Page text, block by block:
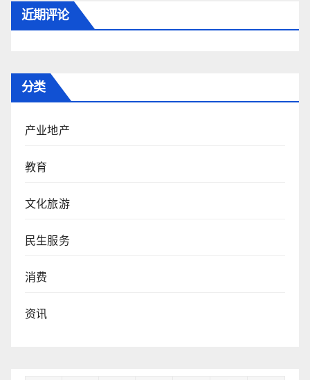
近期评论
分类
产业地产
教育
文化旅游
民生服务
消费
资讯